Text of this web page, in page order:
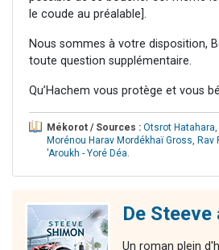
le coude au préalable].
Nous sommes à votre disposition,
toute question supplémentaire.
Qu’Hachem vous protège et vous
Mékorot / Sources : Otsrot Hatahara,
Morénou Harav Mordékhaï Gross, Rav
'Aroukh - Yoré Déa.
De Steeve
Un roman plein